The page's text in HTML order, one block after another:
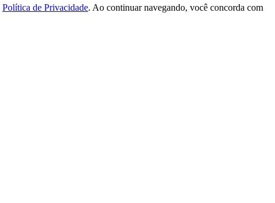
Política de Privacidade. Ao continuar navegando, você concorda com